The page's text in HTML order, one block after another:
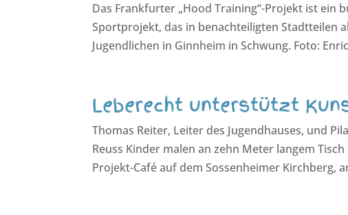
Das Frankfurter „Hood Training“-Projekt ist ein
Sportprojekt, das in benachteiligten Stadtteilen
Jugendlichen in Ginnheim in Schwung. Foto:
Leberecht unterstützt
Thomas Reiter, Leiter des Jugendhauses, und
Reuss Kinder malen an zehn Meter langem
Projekt-Café auf dem Sossenheimer Kirchberg,